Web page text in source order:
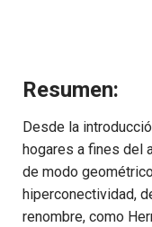
Resumen:
Desde la
hogares a fines del
de modo
hiperconectividad,
renombre, como